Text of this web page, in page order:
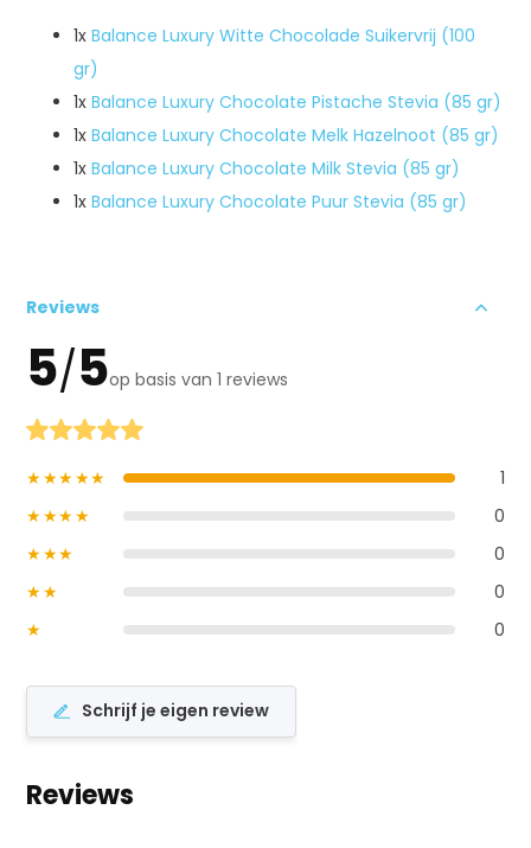
1xBalance Luxury Witte Chocolade Suikervrij (100
gr)
1xBalance Luxury Chocolate Pistache Stevia (85 gr)
1xBalance Luxury Chocolate Melk Hazelnoot (85 gr)
1xBalance Luxury Chocolate Milk Stevia (85 gr)
1xBalance Luxury Chocolate Puur Stevia (85 gr)
Reviews
5/5op basis van 1 reviews
★★★★★
1
★★★★
0
★★★
0
★★
0
★
0
Schrijf je eigen review
Reviews